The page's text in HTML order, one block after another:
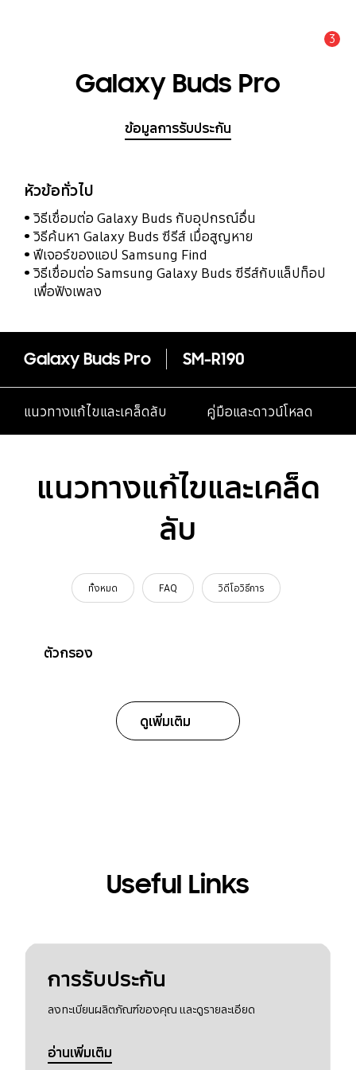
3
Galaxy Buds Pro
ข้อมูลการรับประกัน
หัวข้อทั่วไป
วิธีเชื่อมต่อ Galaxy Buds กับอุปกรณ์อื่น
วิธีค้นหา Galaxy Buds ซีรีส์ เมื่อสูญหาย
ฟีเจอร์ของแอป Samsung Find
วิธีเชื่อมต่อ Samsung Galaxy Buds ซีรีส์กับแล็ปท็อป
เพื่อฟังเพลง
Galaxy Buds Pro SM-R190
แนวทางแก้ไขและเคล็ดลับ คู่มือและดาวน์โหลด
แนวทางแก้ไขและเคล็ด
ลับ
ทั้งหมด FAQ วิดีโอวิธีการ
ตัวกรอง
ดูเพิ่มเติม
Useful Links
การรับประกัน
ลงทะเบียนผลิตภัณฑ์ของคุณ และดูรายละเอียด
อ่านเพิ่มเติม